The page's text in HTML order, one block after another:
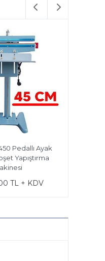
Pedallı Ayak
Yapıştırma
TL + KDV